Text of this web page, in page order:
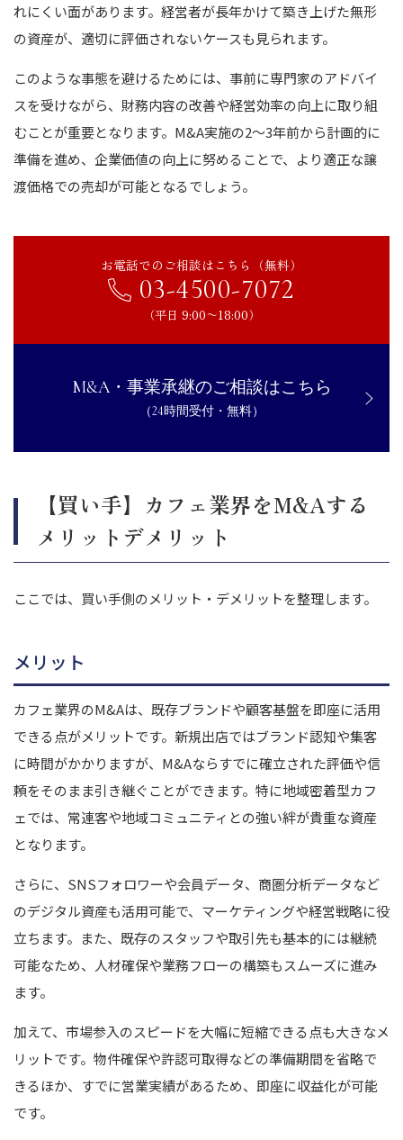
れにくい面があります。経営者が長年かけて築き上げた無形
の資産が、適切に評価されないケースも見られます。
このような事態を避けるためには、事前に専門家のアドバイ
スを受けながら、財務内容の改善や経営効率の向上に取り組
むことが重要となります。M&A実施の2〜3年前から計画的に
準備を進め、企業価値の向上に努めることで、より適正な譲
渡価格での売却が可能となるでしょう。
お電話でのご相談はこちら（無料）
03-4500-7072
（平日 9:00〜18:00）
M&A・事業承継のご相談はこちら
（24時間受付・無料）
【買い手】カフェ業界をM&Aする
メリットデメリット
ここでは、買い手側のメリット・デメリットを整理します。
メリット
カフェ業界のM&Aは、既存ブランドや顧客基盤を即座に活用
できる点がメリットです。新規出店ではブランド認知や集客
に時間がかかりますが、M&Aならすでに確立された評価や信
頼をそのまま引き継ぐことができます。特に地域密着型カフ
ェでは、常連客や地域コミュニティとの強い絆が貴重な資産
となります。
さらに、SNSフォロワーや会員データ、商圏分析データなど
のデジタル資産も活用可能で、マーケティングや経営戦略に役
立ちます。また、既存のスタッフや取引先も基本的には継続
可能なため、人材確保や業務フローの構築もスムーズに進み
ます。
加えて、市場参入のスピードを大幅に短縮できる点も大きなメ
リットです。物件確保や許認可取得などの準備期間を省略で
きるほか、すでに営業実績があるため、即座に収益化が可能
です。